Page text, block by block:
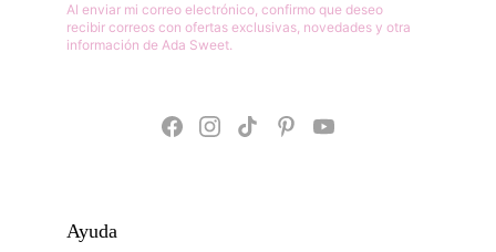
Ayuda
Al enviar mi correo electrónico, confirmo que deseo
recibir correos con ofertas exclusivas, novedades y otra
información de Ada Sweet.